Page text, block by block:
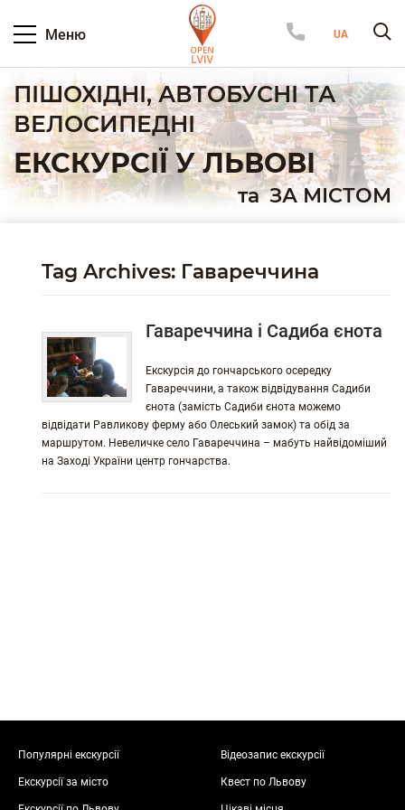
Меню
ПІШОХІДНІ, АВТОБУСНІ ТА
ВЕЛОСИПЕДНІ
ЕКСКУРСІЇ У ЛЬВОВІ
таЗА МІСТОМ
Tag Archives: Гавареччина
Гавареччина і Садиба єнота
Екскурсія до гончарського осередку
Гавареччини, а також відвідування Садиби
єнота (замість Садиби єнота можемо
відвідати Равликову ферму або Олеський замок) та обід за
маршрутом. Невеличке село Гавареччина – мабуть найвідоміший
на Заході України центр гончарства.
Популярні екскурсії
Екскурсії за місто
Відеозапис екскурсії
Квест по Львову